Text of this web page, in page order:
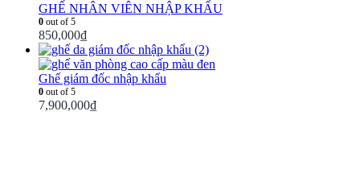
GHẾ NHÂN VIÊN NHẬP KHẨU
0 out of 5
850,000₫
Ghế giám đốc nhập khẩu
0 out of 5
7,900,000₫